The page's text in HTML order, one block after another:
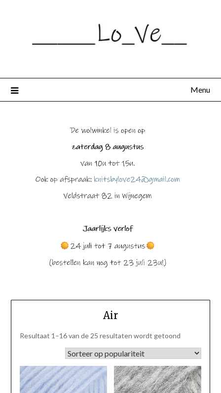
Menu
Air
Resultaat 1–16 van de 25 resultaten wordt getoondGesorteerd
op
populariteit